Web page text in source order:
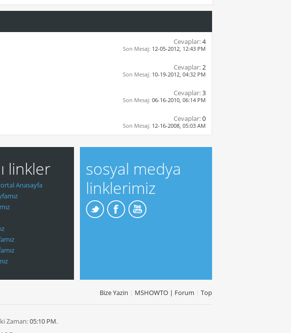
Cevaplar:4
Son Mesaj: 12-05-2012, 12:43 PM
Cevaplar:2
Son Mesaj: 10-19-2012, 04:32 PM
Cevaplar:3
Son Mesaj: 06-16-2010, 06:14 PM
Cevaplar:0
Son Mesaj: 12-16-2008, 05:03 AM
linkler
Anasayfa
sosyal medya
linklerimiz
Bize Yazin | MSHOWTO | Forum | Top
Zaman:05:10 PM.